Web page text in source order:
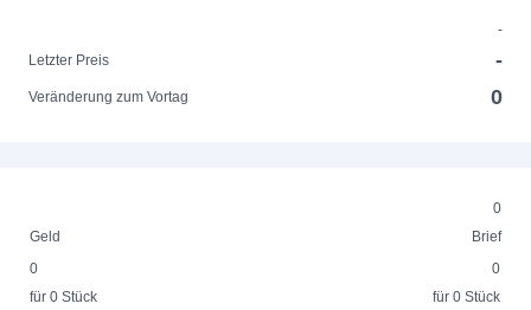
-
Letzter Preis
-
Veränderung zum Vortag 0
0
Geld
Brief
0
für 0 Stück
0
für 0 Stück